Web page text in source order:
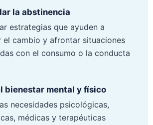
la abstinencia
estrategias que ayuden a
el cambio y afrontar situaciones
con el consumo o la conducta
bienestar mental y físico
necesidades psicológicas,
médicas y terapéuticas